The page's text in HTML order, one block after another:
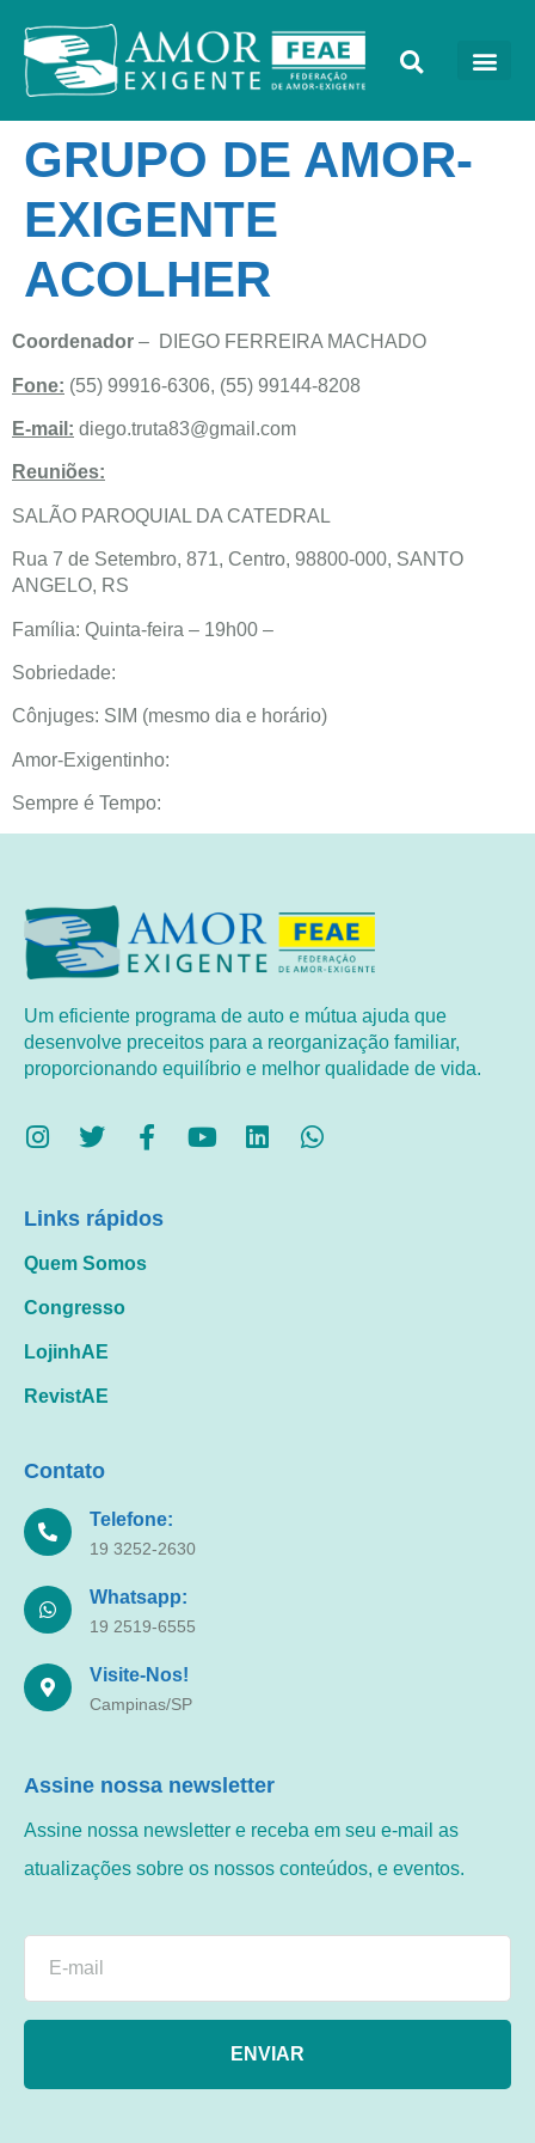
GRUPO DE AMOR-
EXIGENTE
ACOLHER
Coordenador – DIEGO FERREIRA MACHADO
Fone: (55) 99916-6306, (55) 99144-8208
E-mail: diego.truta83@gmail.com
Reuniões:
SALÃO PAROQUIAL DA CATEDRAL
Rua 7 de Setembro, 871, Centro, 98800-000, SANTO
ANGELO, RS
Família: Quinta-feira – 19h00 –
Sobriedade:
Cônjuges: SIM (mesmo dia e horário)
Amor-Exigentinho:
Sempre é Tempo:
Um eficiente programa de auto e mútua ajuda que
desenvolve preceitos para a reorganização familiar,
proporcionando equilíbrio e melhor qualidade de vida.
Links rápidos
Quem Somos
Congresso
LojinhAE
RevistAE
Contato
Telefone:
19 3252-2630
Whatsapp:
19 2519-6555
Visite-Nos!
Campinas/SP
Assine nossa newsletter
Assine nossa newsletter e receba em seu e-mail as
atualizações sobre os nossos conteúdos, e eventos.
ENVIAR